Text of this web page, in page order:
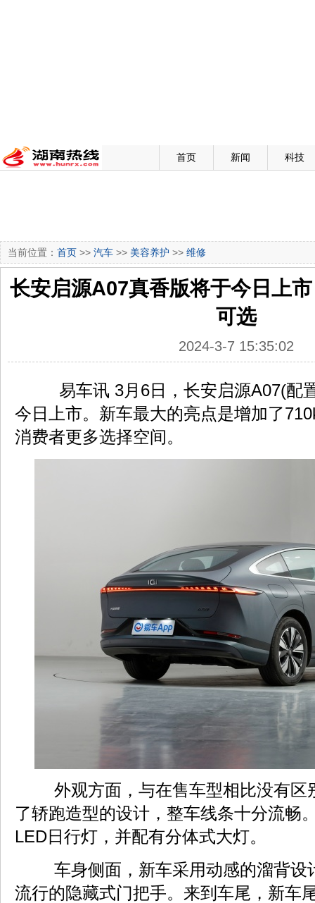
首页 新闻 科技
当前位置： 首页 >> 汽车 >> 美容养护 >> 维修
长安启源A07真香版将于今日上
可选
2024-3-7 15:35:02
易车讯 3月6日，长安启源A07(配
今日上市。新车最大的亮点是增加了
消费者更多选择空间。
外观方面，与在售车型相比没有区
了轿跑造型的设计，整车线条十分流畅
LED日行灯，并配有分体式大灯。
车身侧面，新车采用动感的溜背设
流行的隐藏式门把手。来到车尾，新车